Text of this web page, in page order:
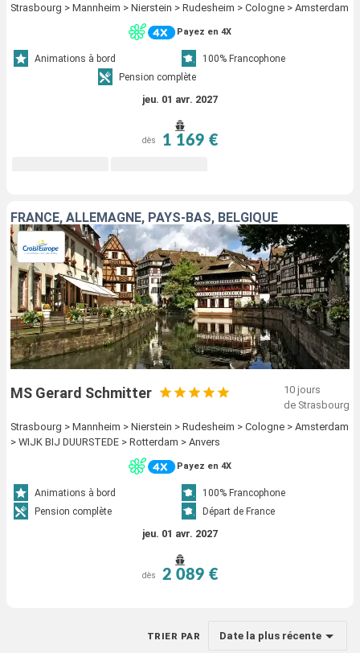
Strasbourg > Mannheim > Nierstein > Rudesheim > Cologne > Amsterdam
Payez en 4X
Animations à bord
100% Francophone
Pension complète
jeu. 01 avr. 2027
dès 1 169 €
FRANCE, ALLEMAGNE, PAYS-BAS, BELGIQUE
MS Gerard Schmitter
10 jours
de Strasbourg
Strasbourg > Mannheim > Nierstein > Rudesheim > Cologne > Amsterdam
> WIJK BIJ DUURSTEDE > Rotterdam > Anvers
Payez en 4X
Animations à bord
100% Francophone
Pension complète
Départ de France
jeu. 01 avr. 2027
dès 2 089 €
TRIER PAR Date la plus récente